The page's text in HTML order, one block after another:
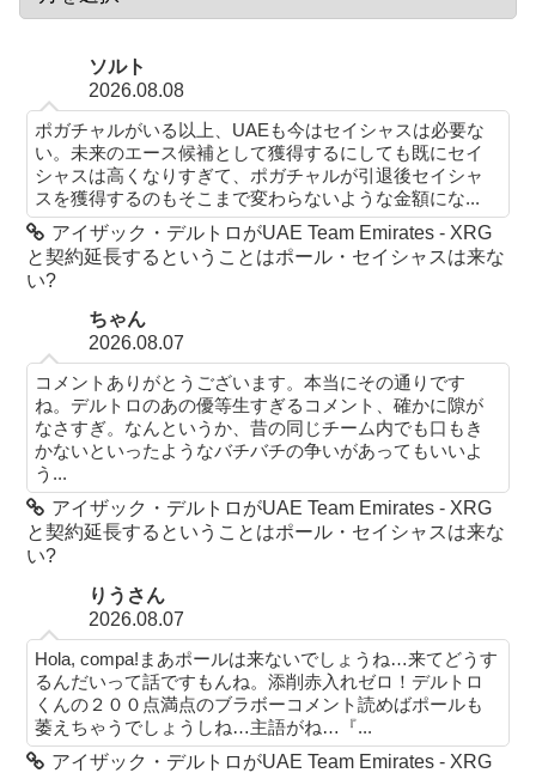
ソルト
2026.08.08
ポガチャルがいる以上、UAEも今はセイシャスは必要な
い。未来のエース候補として獲得するにしても既にセイ
シャスは高くなりすぎて、ポガチャルが引退後セイシャ
スを獲得するのもそこまで変わらないような金額にな...
アイザック・デルトロがUAE Team Emirates - XRG
と契約延長するということはポール・セイシャスは来な
い?
ちゃん
2026.08.07
コメントありがとうございます。本当にその通りです
ね。デルトロのあの優等生すぎるコメント、確かに隙が
なさすぎ。なんというか、昔の同じチーム内でも口もき
かないといったようなバチバチの争いがあってもいいよ
う...
アイザック・デルトロがUAE Team Emirates - XRG
と契約延長するということはポール・セイシャスは来な
い?
りうさん
2026.08.07
Hola, compa!まあポールは来ないでしょうね…来てどうす
るんだいって話ですもんね。添削赤入れゼロ！デルトロ
くんの２００点満点のブラボーコメント読めばポールも
萎えちゃうでしょうしね…主語がね…『...
アイザック・デルトロがUAE Team Emirates - XRG